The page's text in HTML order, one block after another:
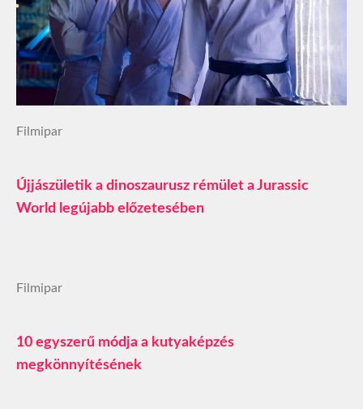
Filmipar
Újjászületik a dinoszaurusz rémület a Jurassic
World legújabb előzetesében
Filmipar
10 egyszerű módja a kutyaképzés
megkönnyítésének